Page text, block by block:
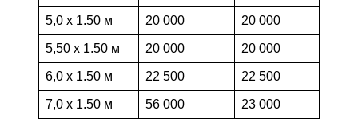
5,0 х 1.50 м 20 000 20 000
5,50 х 1.50 м 20 000 20 000
6,0 х 1.50 м 22 500 22 500
7,0 х 1.50 м 56 000 23 000